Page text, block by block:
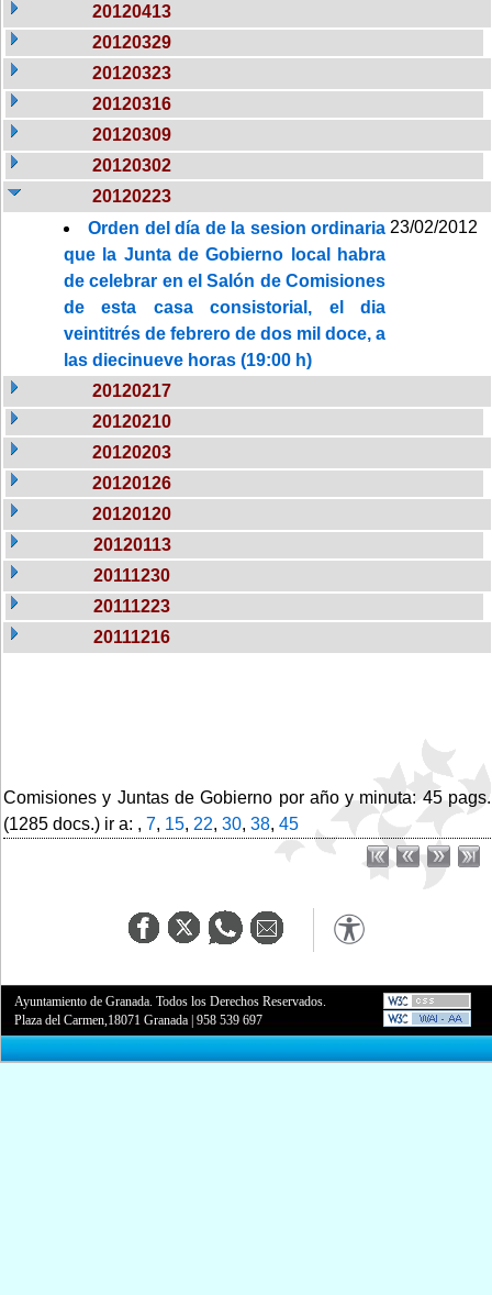
20120413
20120329
20120323
20120316
20120309
20120302
20120223
Orden del día de la sesion ordinaria
que la Junta de Gobierno local habra
de celebrar en el Salón de Comisiones
de esta casa consistorial, el dia
veintitrés de febrero de dos mil doce, a
las diecinueve horas (19:00 h)
23/02/2012
20120217
20120210
20120203
20120126
20120120
20120113
20111230
20111223
20111216
Comisiones y Juntas de Gobierno por año y minuta: 45 pags.
(1285 docs.) ir a: , 7, 15, 22, 30, 38, 45
Ayuntamiento de Granada. Todos los Derechos Reservados.
Plaza del Carmen,18071 Granada |958 539 697